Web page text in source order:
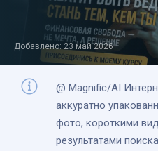
Добавлено: 23 май 2026
@ Magnific/AI
аккуратно
фото, короткими
результатами